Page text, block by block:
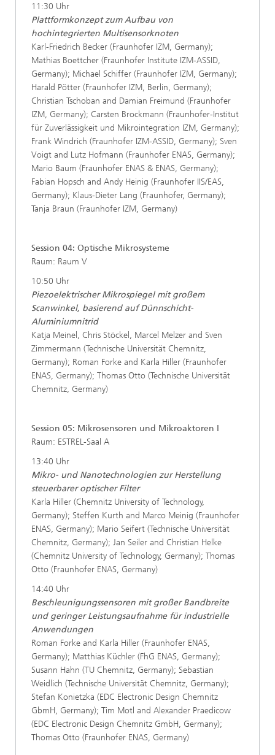
11:30 Uhr
Plattformkonzept zum Aufbau von
hochintegrierten Multisensorknoten
Karl-Friedrich Becker (Fraunhofer IZM, Germany);
Mathias Boettcher (Fraunhofer Institute IZM-ASSID,
Germany); Michael Schiffer (Fraunhofer IZM, Germany);
Harald Pötter (Fraunhofer IZM, Berlin, Germany);
Christian Tschoban and Damian Freimund (Fraunhofer
IZM, Germany); Carsten Brockmann (Fraunhofer-Institut
für Zuverlässigkeit und Mikrointegration IZM, Germany);
Frank Windrich (Fraunhofer IZM-ASSID, Germany); Sven
Voigt and Lutz Hofmann (Fraunhofer ENAS, Germany);
Mario Baum (Fraunhofer ENAS & ENAS, Germany);
Fabian Hopsch and Andy Heinig (Fraunhofer IIS/EAS,
Germany); Klaus-Dieter Lang (Fraunhofer, Germany);
Tanja Braun (Fraunhofer IZM, Germany)
Session 04: Optische Mikrosysteme
Raum: Raum V
10:50 Uhr
Piezoelektrischer Mikrospiegel mit großem
Scanwinkel, basierend auf Dünnschicht-
Aluminiumnitrid
Katja Meinel, Chris Stöckel, Marcel Melzer and Sven
Zimmermann (Technische Universität Chemnitz,
Germany); Roman Forke and Karla Hiller (Fraunhofer
ENAS, Germany); Thomas Otto (Technische Universität
Chemnitz, Germany)
Session 05: Mikrosensoren und Mikroaktoren I
Raum: ESTREL-Saal A
13:40 Uhr
Mikro- und Nanotechnologien zur Herstellung
steuerbarer optischer Filter
Karla Hiller (Chemnitz University of Technology,
Germany); Steffen Kurth and Marco Meinig (Fraunhofer
ENAS, Germany); Mario Seifert (Technische Universität
Chemnitz, Germany); Jan Seiler and Christian Helke
(Chemnitz University of Technology, Germany); Thomas
Otto (Fraunhofer ENAS, Germany)
14:40 Uhr
Beschleunigungssensoren mit großer Bandbreite
und geringer Leistungsaufnahme für industrielle
Anwendungen
Roman Forke and Karla Hiller (Fraunhofer ENAS,
Germany); Matthias Küchler (FhG ENAS, Germany);
Susann Hahn (TU Chemnitz, Germany); Sebastian
Weidlich (Technische Universität Chemnitz, Germany);
Stefan Konietzka (EDC Electronic Design Chemnitz
GbmH, Germany); Tim Motl and Alexander Praedicow
(EDC Electronic Design Chemnitz GmbH, Germany);
Thomas Otto (Fraunhofer ENAS, Germany)